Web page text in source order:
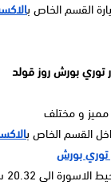
القسم الخاص ب
بورش روز قولد
مميز و مختلف
القسم الخاص ب
توري بورش
الى 20.32 سم.